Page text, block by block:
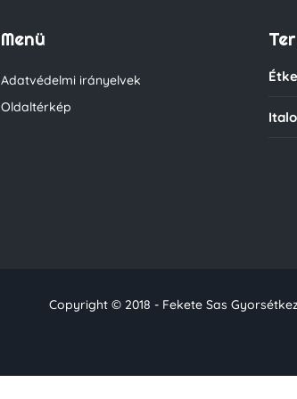
Menü
Adatvédelmi irányelvek
Oldaltérkép
Copyright © 2018 - Fekete Sas